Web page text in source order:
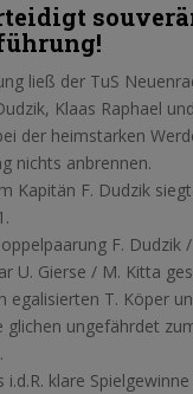
ließ der TuS
Klaas Raphael
der heimstarken
nichts anbrennen.
Kapitän F. Dudzik
F. Dudzik
U. Gierse / M. Kitta
egalisierten T. Köper
glichen ungefährdet
i.d.R. klare